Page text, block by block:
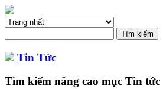
Tin Tức
Tìm kiếm nâng cao mục Tin tức